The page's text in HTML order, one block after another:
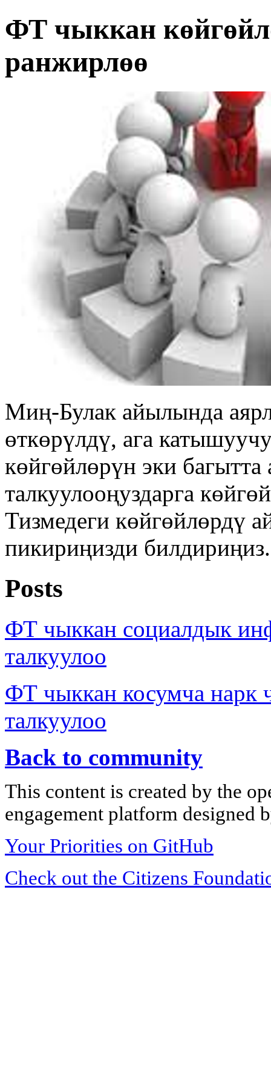
ФТ чыккан
ранжирлөө
Миң-Булак айылында
өткөрүлдү, ага
көйгөйлөрүн эки
талкуулооңуздарга
Тизмедеги көйгөйлөрдү
пикириңизди билдириңиз.
Posts
ФТ чыккан социалдык
талкуулоо
ФТ чыккан косумча
талкуулоо
Back to community
This content is created by the
engagement platform designed
Your Priorities on GitHub
Check out the Citizens